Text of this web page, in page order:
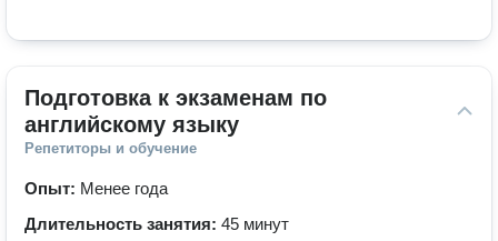
Подготовка к экзаменам по
английскому языку
Репетиторы и обучение
Опыт: Менее года
Длительность занятия: 45 минут